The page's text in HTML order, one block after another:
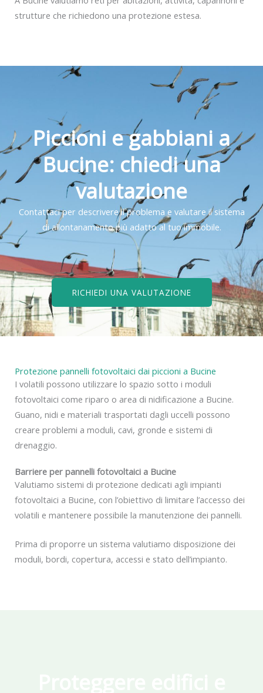
strutture che richiedono una protezione estesa.
Piccioni e gabbiani a
Bucine: chiedi una
valutazione
Contattaci per descrivere il problema e valutare il sistema
di allontanamento più adatto al tuo immobile.
RICHIEDI UNA VALUTAZIONE
Protezione pannelli fotovoltaici dai piccioni a Bucine
I volatili possono utilizzare lo spazio sotto i moduli
fotovoltaici come riparo o area di nidificazione a Bucine.
Guano, nidi e materiali trasportati dagli uccelli possono
creare problemi a moduli, cavi, gronde e sistemi di
drenaggio.
Barriere per pannelli fotovoltaici a Bucine
Valutiamo sistemi di protezione dedicati agli impianti
fotovoltaici a Bucine, con l’obiettivo di limitare l’accesso dei
volatili e mantenere possibile la manutenzione dei pannelli.
Prima di proporre un sistema valutiamo disposizione dei
moduli, bordi, copertura, accessi e stato dell’impianto.